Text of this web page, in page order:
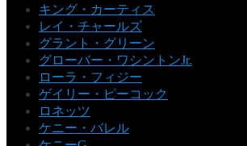
キング・カーティス
レイ・チャールズ
グラント・グリーン
グローバー・ワシントンJr.
ローラ・フィジー
ゲイリー・ピーコック
ロネッツ
ケニー・バレル